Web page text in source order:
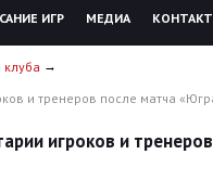
ИГР МЕДИА
клуба
и тренеров после матча
игроков и